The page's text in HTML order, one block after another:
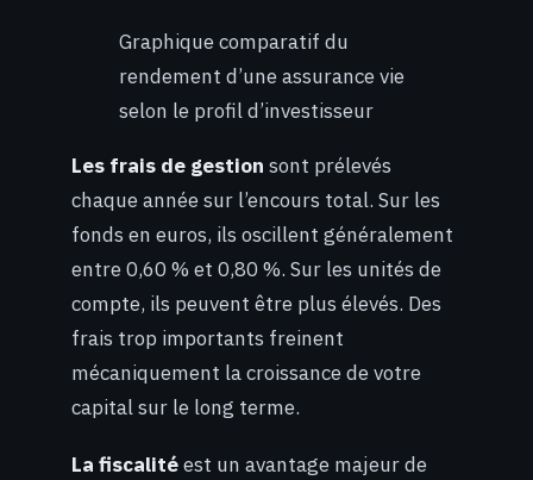
Graphique comparatif du
rendement d’une assurance vie
selon le profil d’investisseur
Les frais de gestion sont prélevés
chaque année sur l’encours total. Sur les
fonds en euros, ils oscillent généralement
entre 0,60 % et 0,80 %. Sur les unités de
compte, ils peuvent être plus élevés. Des
frais trop importants freinent
mécaniquement la croissance de votre
capital sur le long terme.
La fiscalitéest un avantage majeur de